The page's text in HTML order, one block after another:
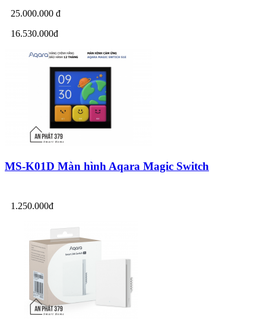
25.000.000 đ
16.530.000đ
MS-K01D Màn hình Aqara Magic Switch
1.250.000đ